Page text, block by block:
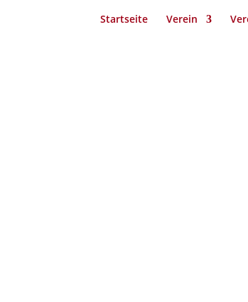
Startseite Verein